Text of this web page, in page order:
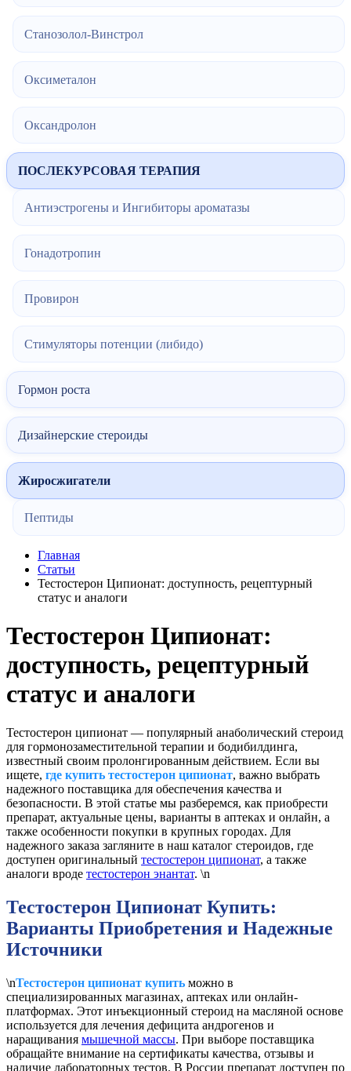
Станозолол-Винстрол
Оксиметалон
Оксандролон
ПОСЛЕКУРСОВАЯ ТЕРАПИЯ
Антиэстрогены и Ингибиторы ароматазы
Гонадотропин
Провирон
Стимуляторы потенции (либидо)
Гормон роста
Дизайнерские стероиды
Жиросжигатели
Пептиды
Главная
Статьи
Тестостерон Ципионат: доступность, рецептурный
статус и аналоги
Тестостерон Ципионат:
доступность, рецептурный
статус и аналоги
Тестостерон ципионат — популярный анаболический стероид
для гормонозаместительной терапии и бодибилдинга,
известный своим пролонгированным действием. Если вы
ищете, где купить тестостерон ципионат, важно выбрать
надежного поставщика для обеспечения качества и
безопасности. В этой статье мы разберемся, как приобрести
препарат, актуальные цены, варианты в аптеках и онлайн, а
также особенности покупки в крупных городах. Для
надежного заказа загляните в наш каталог стероидов, где
доступен оригинальный тестостерон ципионат, а также
аналоги вроде тестостерон энантат. \n
Тестостерон Ципионат Купить:
Варианты Приобретения и Надежные
Источники
\nТестостерон ципионат купить можно в
специализированных магазинах, аптеках или онлайн-
платформах. Этот инъекционный стероид на масляной основе
используется для лечения дефицита андрогенов и
наращивания мышечной массы. При выборе поставщика
обращайте внимание на сертификаты качества, отзывы и
наличие лабораторных тестов. В России препарат доступен по